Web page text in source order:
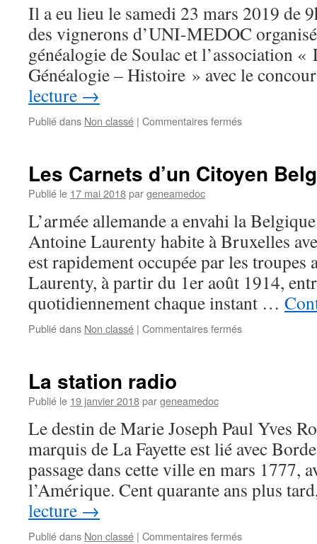
Il a eu lieu le samedi 23 mars 2019 de
des vignerons d’UNI-MEDOC
généalogie de Soulac et l’association
Généalogie – Histoire » avec le
lecture →
Publié dans Non classé | Commentaires ferméssur
en
Les Carnets d’un Citoyen
Publié le 17 mai 2018pargeneamedoc
L’armée allemande a envahi la
Antoine Laurenty habite à Bruxelles
est rapidement occupée par les troupes
Laurenty, à partir du 1er août 1914,
quotidiennement chaque instant …
Publié dans Non classé | Commentaires ferméssur
1918
La station radio
Publié le 19 janvier 2018pargeneamedoc
Le destin de Marie Joseph Paul Yves
marquis de La Fayette est lié avec
passage dans cette ville en mars 1777,
l’Amérique. Cent quarante ans plus
lecture →
Publié dans Non classé | Commentaires ferméssur